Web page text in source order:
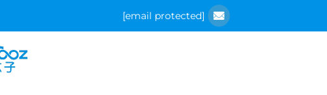
[email protected]